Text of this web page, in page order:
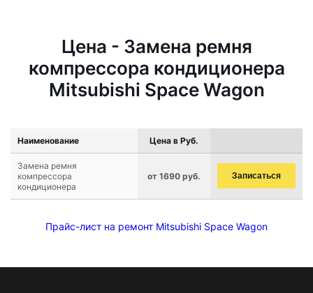
Цена - Замена ремня
компрессора кондиционера
Mitsubishi Space Wagon
Наименование Цена в Руб.
Замена ремня
компрессора
кондиционера
от 1690 руб. Записаться
Прайс-лист на ремонт Mitsubishi Space Wagon